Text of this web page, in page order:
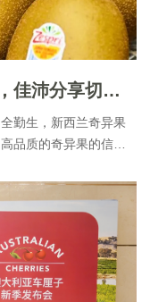
当“进博时间”换成“地球时间”，佳沛分享切实可行的可持续解决方案
勤生，新西兰奇异果
品质的奇异果的信
享了佳沛在构建低碳供
愿景，让中国市场也
落实到切实可行的。